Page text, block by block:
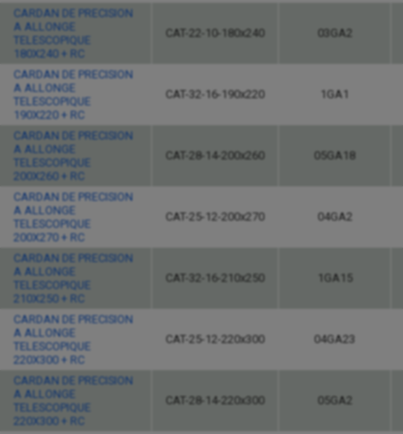
CARDAN DE PRECISION
A ALLONGE
TELESCOPIQUE
180X240 + RC
CAT-22-10-180x240 03GA2
CARDAN DE PRECISION
A ALLONGE
TELESCOPIQUE
190X220 + RC
CAT-32-16-190x220 1GA1
CARDAN DE PRECISION
A ALLONGE
TELESCOPIQUE
200X260 + RC
CAT-28-14-200x260 05GA18
CARDAN DE PRECISION
A ALLONGE
TELESCOPIQUE
200X270 + RC
CAT-25-12-200x270 04GA2
CARDAN DE PRECISION
A ALLONGE
TELESCOPIQUE
210X250 + RC
CAT-32-16-210x250 1GA15
CARDAN DE PRECISION
A ALLONGE
TELESCOPIQUE
220X300 + RC
CAT-25-12-220x300 04GA23
CARDAN DE PRECISION
A ALLONGE
TELESCOPIQUE
220X300 + RC
CAT-28-14-220x300 05GA2